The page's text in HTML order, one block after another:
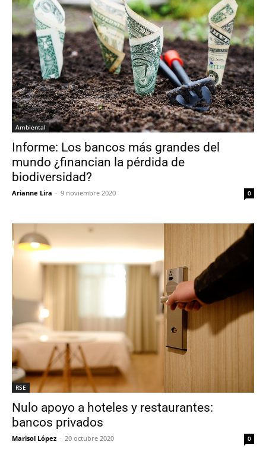
Ambiental
Informe: Los bancos más grandes del
mundo ¿financian la pérdida de
biodiversidad?
Arianne Lira - 9 noviembre 2020 0
RSE
Nulo apoyo a hoteles y restaurantes:
bancos privados
Marisol López - 20 octubre 2020 0